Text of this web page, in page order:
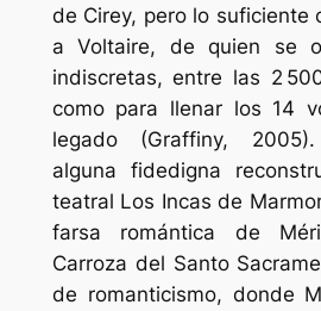
de Cirey, pero lo suficiente
a Voltaire, de quien se
indiscretas, entre las 2
como para llenar los 14
legado (Graffiny,
alguna fidedigna
teatral Los Incas de
farsa romántica de
Carroza del Santo
de romanticismo, donde